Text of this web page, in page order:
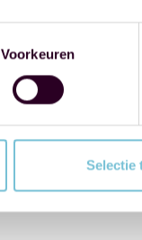
Voorkeuren
Selectie